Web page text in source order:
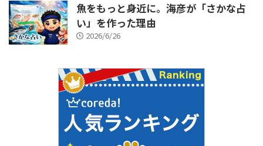
魚をもっと身近に。海彦が「さかな占
い」を作った理由
2026/6/26